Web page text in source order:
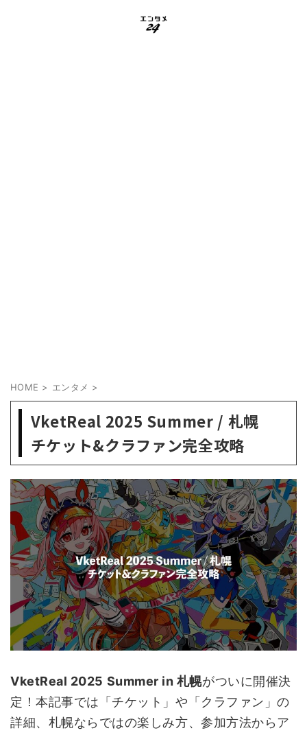
HOME > エンタメ >
VketReal 2025 Summer / 札幌
チケット&クラファン完全攻略
VketReal 2025 Summer in 札幌がついに開催決
定！本記事では「チケット」や「クラファン」の
詳細、札幌ならではの楽しみ方、参加方法からア